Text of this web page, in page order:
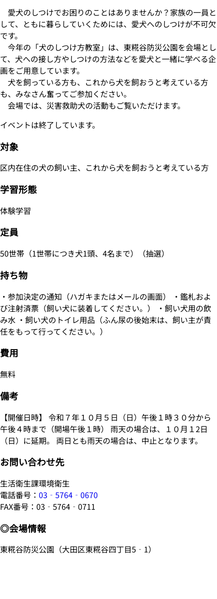
愛犬のしつけでお困りのことはありませんか？家族の一員と
して、ともに暮らしていくためには、愛犬へのしつけが不可欠
です。
今年の「犬のしつけ方教室」は、東糀谷防災公園を会場とし
て、犬への接し方やしつけの方法などを愛犬と一緒に学べる企
画をご用意しています。
犬を飼っている方も、これから犬を飼おうと考えている方
も、みなさん奮ってご参加ください。
会場では、災害救助犬の活動もご覧いただけます。
イベントは終了しています。
対象
区内在住の犬の飼い主、これから犬を飼おうと考えている方
学習形態
体験学習
定員
50世帯（1世帯につき犬1頭、4名まで）（抽選）
持ち物
・参加決定の通知（ハガキまたはメールの画面） ・鑑札およ
び注射済票（飼い犬に装着してください。） ・飼い犬用の飲
み水 ・飼い犬のトイレ用品（ふん尿の後始末は、飼い主が責
任をもって行ってください。）
費用
無料
備考
【開催日時】 令和７年１０月５日（日）午後１時３０分から
午後４時まで（開場午後１時） 雨天の場合は、１０月１2日
（日）に延期。 両日とも雨天の場合は、中止となります。
お問い合わせ先
生活衛生課環境衛生
電話番号： 03‐5764‐0670
FAX番号：03‐5764‐0711
◎会場情報
東糀谷防災公園（大田区東糀谷四丁目5‐1）